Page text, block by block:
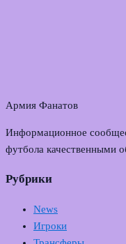
Армия Фанатов
Информационное
футбола качественными
Рубрики
News
Игроки